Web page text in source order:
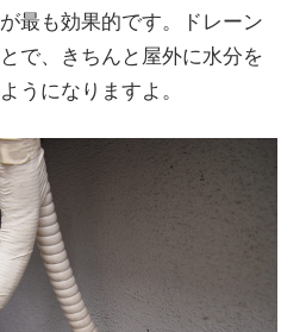
最も効果的です。ドレーン
で、きちんと屋外に水分を
うになりますよ。